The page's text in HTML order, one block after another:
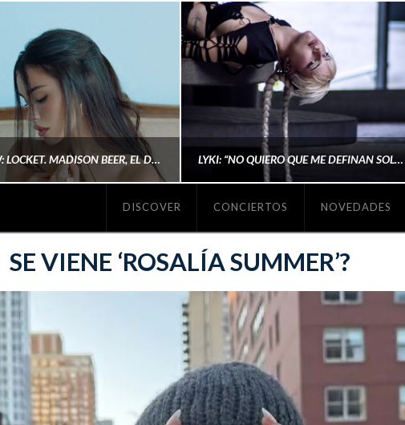
#REVIEW: LOCKET. MADISON BEER, EL DISCO DONDE POR FIN DEJA DE JUSTIFICARSE
ENERO 20, 2026
LYKI: “NO QUIERO QUE ME DEFINAN SOLO POR SER REIVINDICATIVA. QUIERO QUE ME ESCUCHEN PORQUE DISFRUTO HACIENDO MI MÚSICA”
NOVIEMBRE 16, 2025
DISCOVER CONCIERTOS NOVEDADES
SE VIENE ‘ROSALÍA SUMMER’?